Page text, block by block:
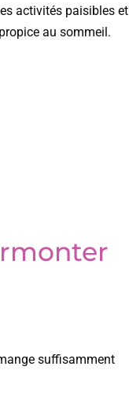
activités paisibles et
au sommeil.
suffisamment